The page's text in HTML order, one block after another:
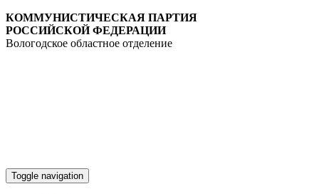
КОММУНИСТИЧЕСКАЯ ПАРТИЯ
РОССИЙСКОЙ ФЕДЕРАЦИИ
Вологодское областное отделение
Toggle navigation